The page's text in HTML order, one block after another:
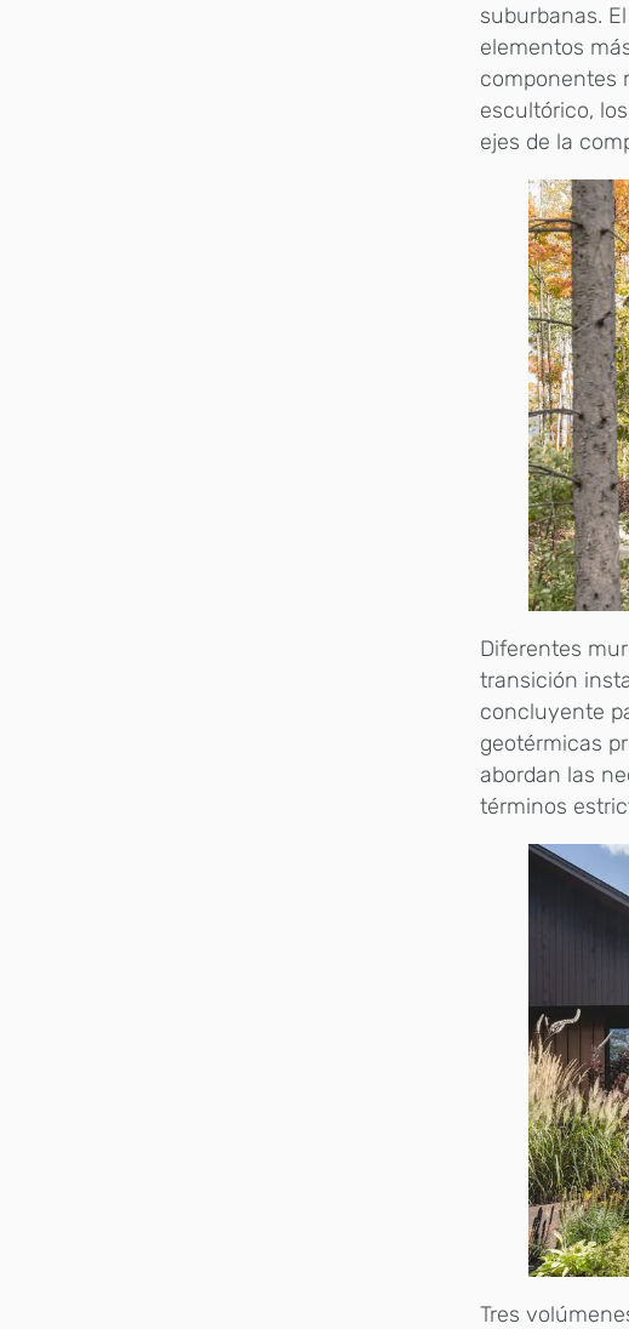
suburbanas.
elementos
componentes
escultórico,
ejes de la
Diferentes
transición
concluyente
geotérmicas
abordan las
términos
Tres